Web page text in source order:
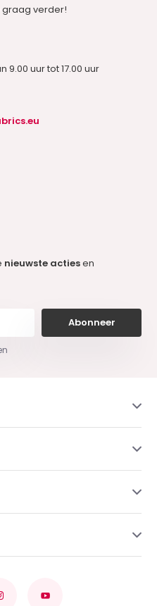
graag verder!
uur tot 17.00 uur
nieuwste actiesen
Abonneer